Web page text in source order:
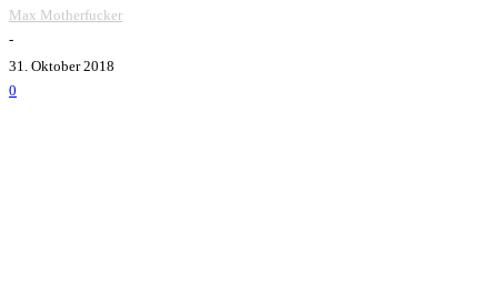
Max Motherfucker
-
31. Oktober 2018
0